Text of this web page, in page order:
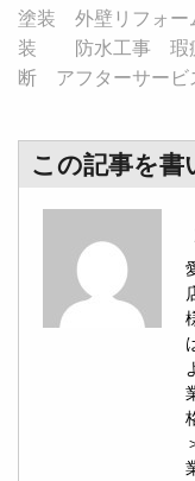
塗装 外壁リフォ
装 防水工事 瑕
断 アフターサー
この記事を書